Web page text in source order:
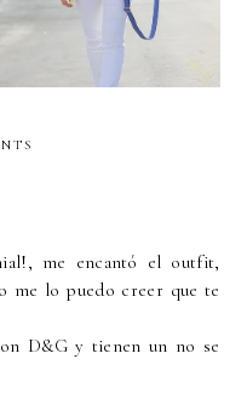
me encantó el outfit,
me lo puedo creer que te
D&G y tienen un no se